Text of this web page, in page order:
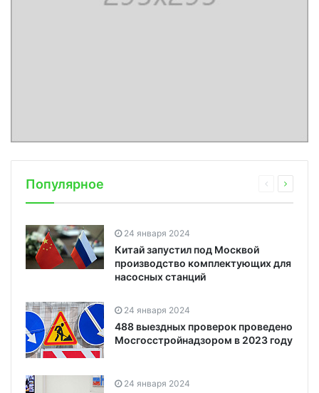
Популярное
24 января 2024
Китай запустил под Москвой
производство комплектующих для
насосных станций
24 января 2024
488 выездных проверок проведено
Мосгосстройнадзором в 2023 году
24 января 2024